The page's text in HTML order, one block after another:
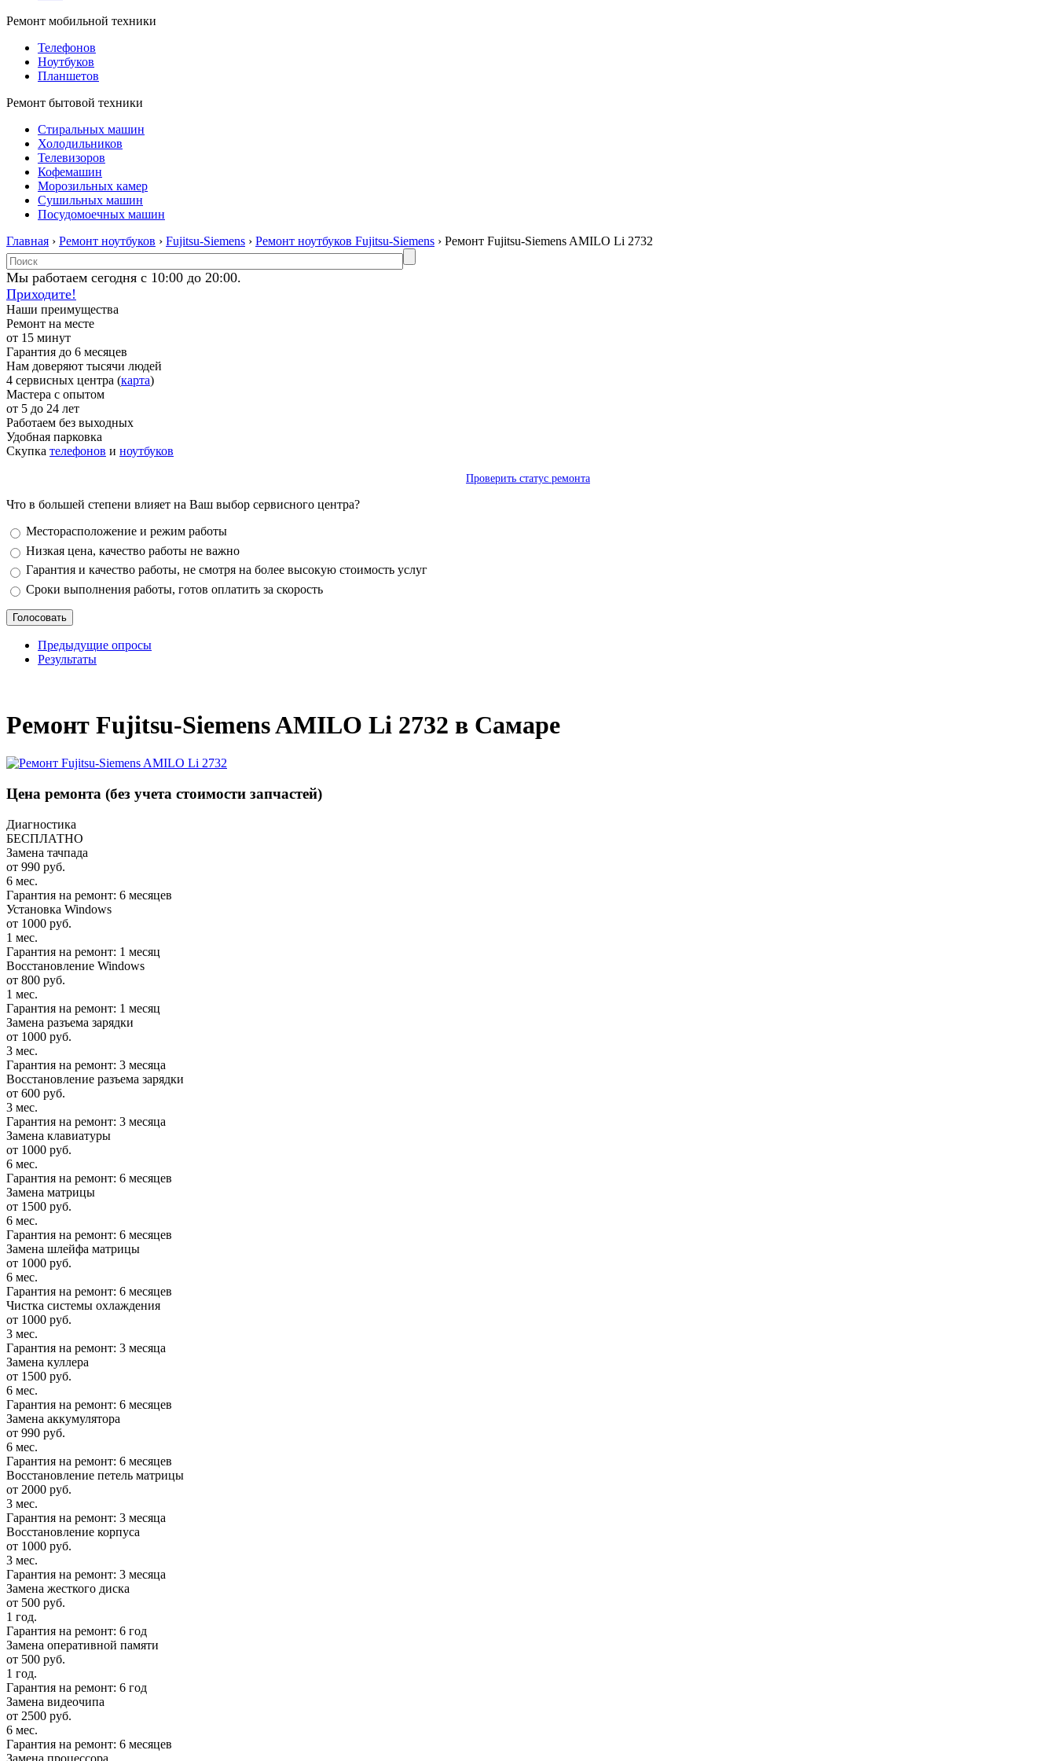
Ремонт мобильной техники
Телефонов
Ноутбуков
Планшетов
Ремонт бытовой техники
Стиральных машин
Холодильников
Телевизоров
Кофемашин
Морозильных камер
Сушильных машин
Посудомоечных машин
Главная › Ремонт ноутбуков › Fujitsu-Siemens › Ремонт ноутбуков Fujitsu-Siemens › Ремонт Fujitsu-Siemens AMILO Li 2732
Мы работаем сегодня с 10:00 до 20:00.
Приходите!
Наши преимущества
Ремонт на месте
от 15 минут
Гарантия до 6 месяцев
Нам доверяют тысячи людей
4 сервисных центра (карта)
Мастера с опытом
от 5 до 24 лет
Работаем без выходных
Удобная парковка
Скупка телефонов и ноутбуков
Проверить статус ремонта
Что в большей степени влияет на Ваш выбор сервисного центра?
Варианты
Месторасположение и режим работы
Низкая цена, качество работы не важно
Гарантия и качество работы, не смотря на более высокую стоимость услуг
Сроки выполнения работы, готов оплатить за скорость
Предыдущие опросы
Результаты
Ремонт Fujitsu-Siemens AMILO Li 2732 в Самаре
Цена ремонта (без учета стоимости запчастей)
Диагностика
БЕСПЛАТНО
Замена тачпада
от 990 руб.
6 мес.
Гарантия на ремонт: 6 месяцев
Установка Windows
от 1000 руб.
1 мес.
Гарантия на ремонт: 1 месяц
Восстановление Windows
от 800 руб.
1 мес.
Гарантия на ремонт: 1 месяц
Замена разъема зарядки
от 1000 руб.
3 мес.
Гарантия на ремонт: 3 месяца
Восстановление разъема зарядки
от 600 руб.
3 мес.
Гарантия на ремонт: 3 месяца
Замена клавиатуры
от 1000 руб.
6 мес.
Гарантия на ремонт: 6 месяцев
Замена матрицы
от 1500 руб.
6 мес.
Гарантия на ремонт: 6 месяцев
Замена шлейфа матрицы
от 1000 руб.
6 мес.
Гарантия на ремонт: 6 месяцев
Чистка системы охлаждения
от 1000 руб.
3 мес.
Гарантия на ремонт: 3 месяца
Замена куллера
от 1500 руб.
6 мес.
Гарантия на ремонт: 6 месяцев
Замена аккумулятора
от 990 руб.
6 мес.
Гарантия на ремонт: 6 месяцев
Восстановление петель матрицы
от 2000 руб.
3 мес.
Гарантия на ремонт: 3 месяца
Восстановление корпуса
от 1000 руб.
3 мес.
Гарантия на ремонт: 3 месяца
Замена жесткого диска
от 500 руб.
1 год.
Гарантия на ремонт: 6 год
Замена оперативной памяти
от 500 руб.
1 год.
Гарантия на ремонт: 6 год
Замена видеочипа
от 2500 руб.
6 мес.
Гарантия на ремонт: 6 месяцев
Замена процессора